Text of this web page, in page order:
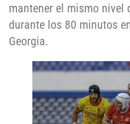
mantener el mismo nivel
durante los 80 minutos
Georgia.